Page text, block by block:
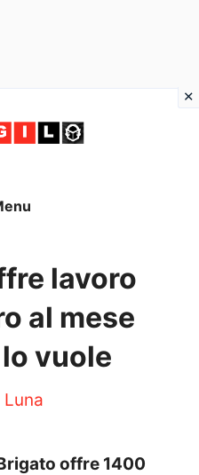
lavoro
al mese
vuole
Luna
offre 1400